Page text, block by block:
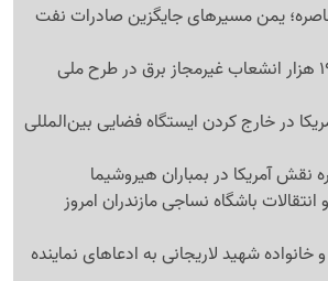
یمن مسیرهای جایگزین صادرات نفت
توانیر: جمع‌آوری 194 هزار انشعاب غیرمجاز برق در طرح ملی
در خارج کردن ایستگاه فضایی بین‌المللی
آمریکا در بمباران هیروشیما
انتقالات باشگاه نساجی مازندران امروز
شهید لاریجانی به ادعاهای نماینده